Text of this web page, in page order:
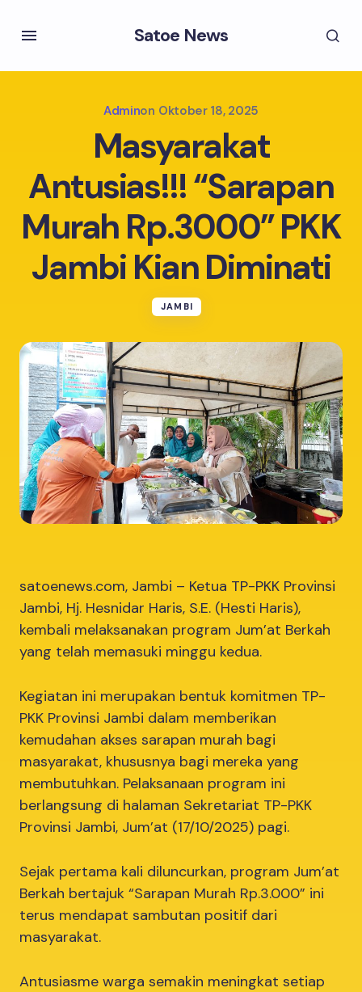
Satoe News
Adminon Oktober 18, 2025
Masyarakat
Antusias!!! “Sarapan
Murah Rp.3000” PKK
Jambi Kian Diminati
JAMBI
satoenews.com, Jambi – Ketua TP-PKK Provinsi
Jambi, Hj. Hesnidar Haris, S.E. (Hesti Haris),
kembali melaksanakan program Jum’at Berkah
yang telah memasuki minggu kedua.
Kegiatan ini merupakan bentuk komitmen TP-
PKK Provinsi Jambi dalam memberikan
kemudahan akses sarapan murah bagi
masyarakat, khususnya bagi mereka yang
membutuhkan. Pelaksanaan program ini
berlangsung di halaman Sekretariat TP-PKK
Provinsi Jambi, Jum’at (17/10/2025) pagi.
Sejak pertama kali diluncurkan, program Jum’at
Berkah bertajuk “Sarapan Murah Rp.3.000” ini
terus mendapat sambutan positif dari
masyarakat.
Antusiasme warga semakin meningkat setiap